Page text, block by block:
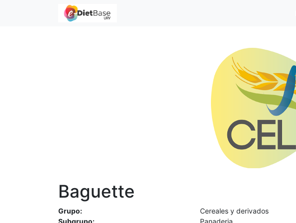
Baguette
Grupo:
Cereales y derivados
Subgrupo:
Panaderia